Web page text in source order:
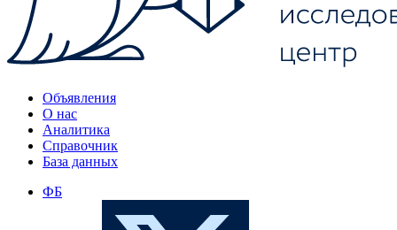
Объявления
О нас
Аналитика
Справочник
База данных
ФБ